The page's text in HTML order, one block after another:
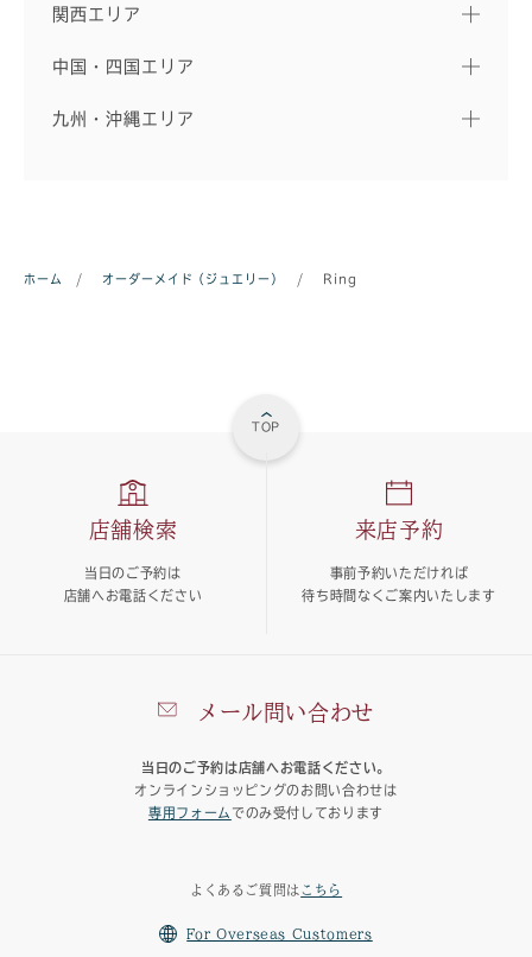
関西エリア
中国・四国エリア
九州・沖縄エリア
ホーム / オーダーメイド（ジュエリー） / Ring
TOP
メール問い合わせ
当日のご予約は店舗へお電話ください。
オンラインショッピングのお問い合わせは
専用フォーム でのみ受付しております
店舗検索
当日のご予約は
店舗へお電話ください
来店予約
事前予約いただければ
待ち時間なくご案内いたします
よくあるご質問は こちら
For Overseas Customers